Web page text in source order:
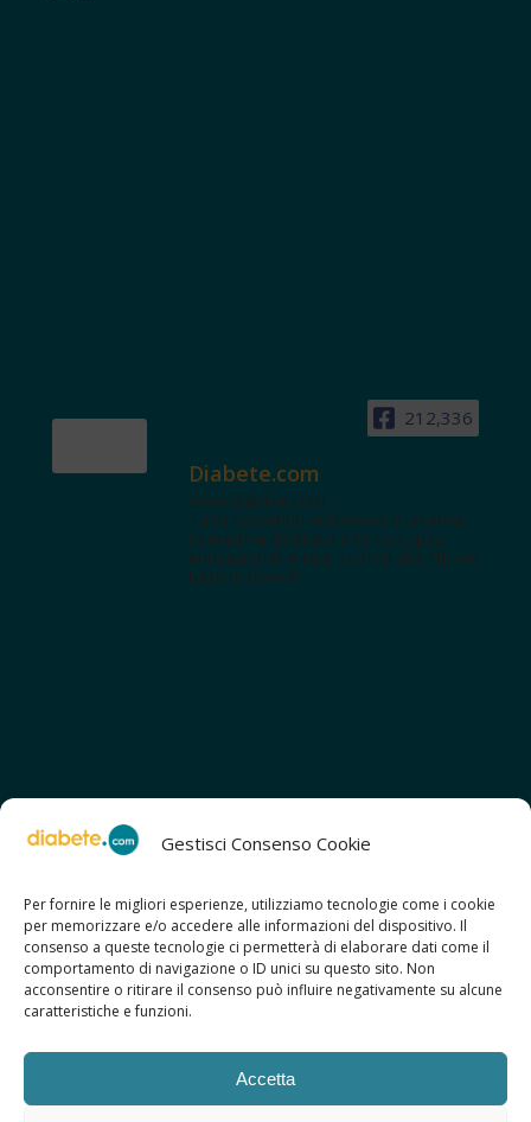
Gestisci Consenso Cookie
Per fornire le migliori esperienze, utilizziamo tecnologie come i cookie
per memorizzare e/o accedere alle informazioni del dispositivo. Il
consenso a queste tecnologie ci permetterà di elaborare dati come il
comportamento di navigazione o ID unici su questo sito. Non
acconsentire o ritirare il consenso può influire negativamente su alcune
caratteristiche e funzioni.
Accetta
212,336
Diabete.com
www.diabete.com
Tanti contenuti autorevoli e un'area
interattiva dedicata a te con spazi
educazionali e test. Iscriviti alla NL per
tutte le novità!
SCOPRI ANCHE:
> ilmiodiabete.com
> casadiabete.it
> digitaldiabetes.srl
> obesitalia.com